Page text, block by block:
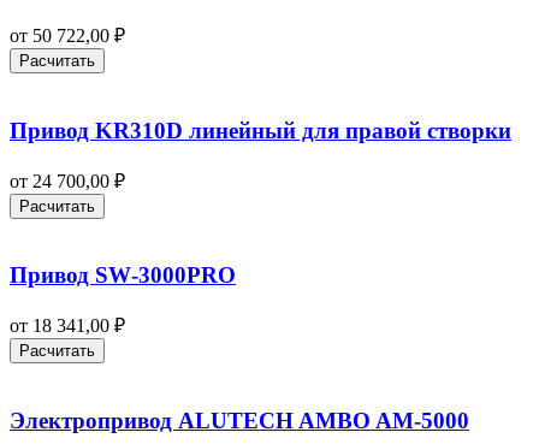
от 50 722,00 ₽
Расчитать
Привод KR310D линейный для правой створки
от 24 700,00 ₽
Расчитать
Привод SW‑3000PRO
от 18 341,00 ₽
Расчитать
Электропривод ALUTECH AMBO AM-5000